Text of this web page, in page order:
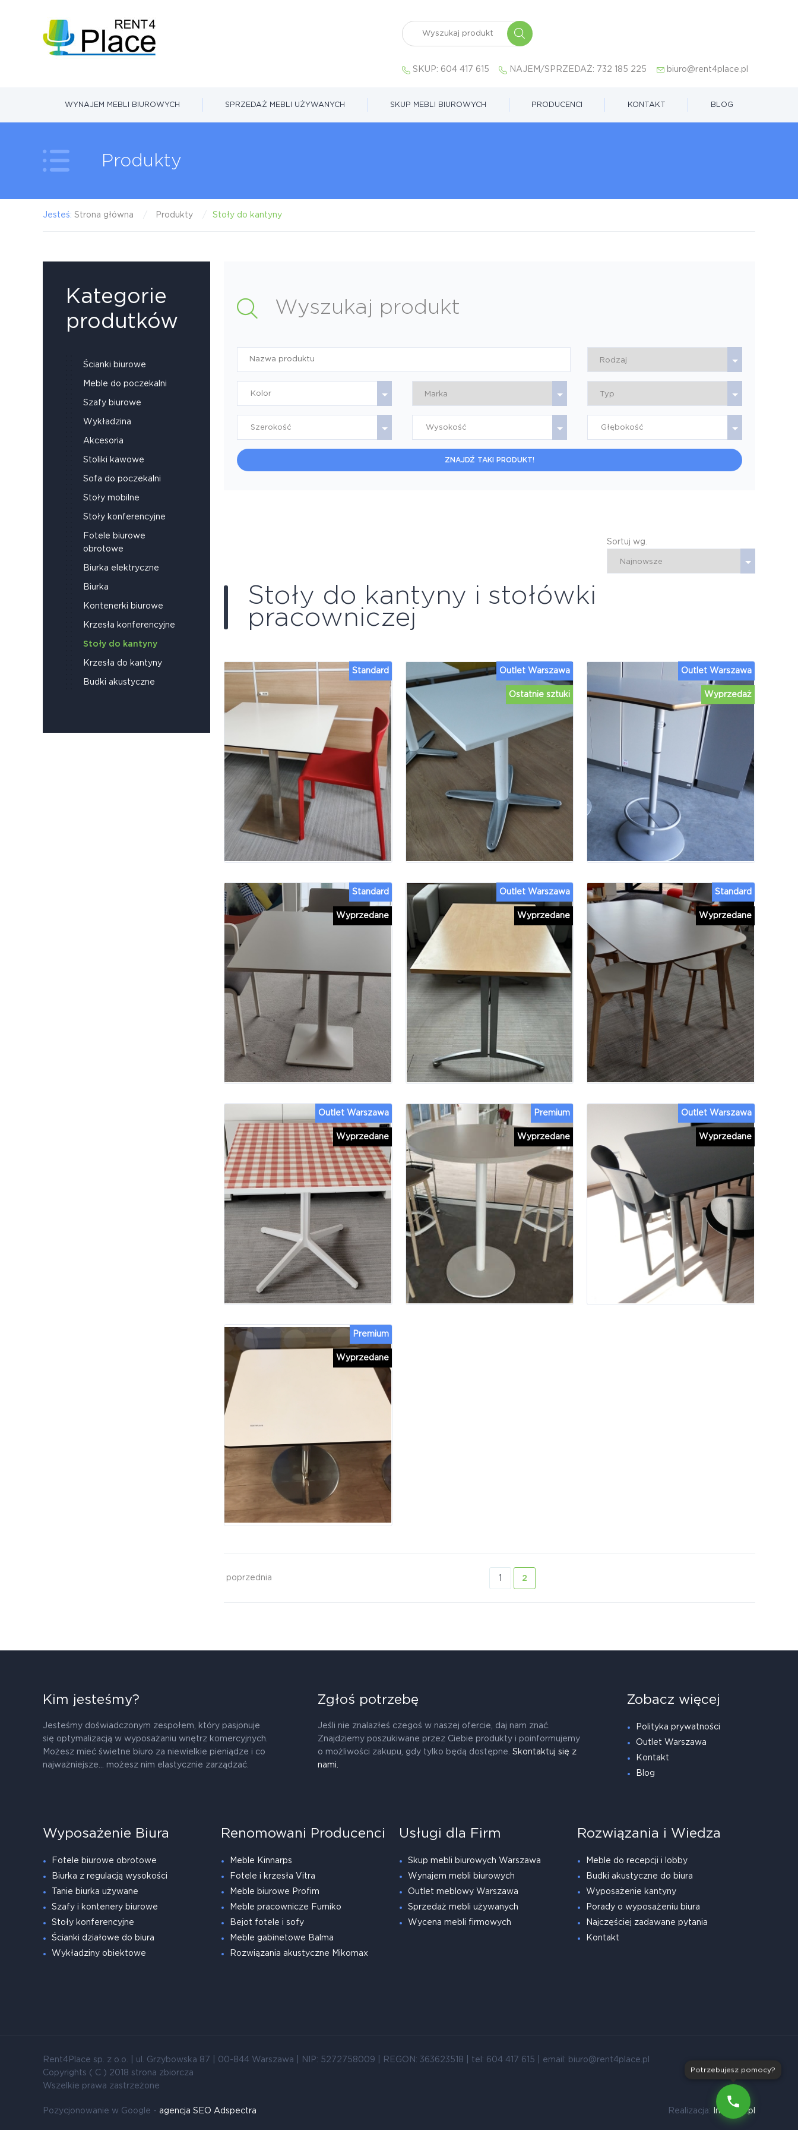
SKUP: 604 417 615 NAJEM/SPRZEDAŻ: 732 185 225 biuro@rent4place.pl
WYNAJEM MEBLI BIUROWYCH SPRZEDAŻ MEBLI UŻYWANYCH SKUP MEBLI BIUROWYCH PRODUCENCI KONTAKT BLOG
Produkty
Jesteś: Strona główna Produkty Stoły do kantyny
Kategorie
produtków
Ścianki biurowe
Meble do poczekalni
Szafy biurowe
Wykładzina
Akcesoria
Stoliki kawowe
Sofa do poczekalni
Stoły mobilne
Stoły konferencyjne
Fotele biurowe
obrotowe
Biurka elektryczne
Biurka
Kontenerki biurowe
Krzesła konferencyjne
Stoły do kantyny
Krzesła do kantyny
Budki akustyczne
Wyszukaj produkt
Kolor
Szerokość Wysokość Głębokość
ZNAJDŹ TAKI PRODUKT!
Sortuj wg.
Stoły do kantyny i stołówki
pracowniczej
Standard
Ostatnie sztuki
Outlet Warszawa
Wyprzedaż
Outlet Warszawa
Wyprzedane
Standard
Wyprzedane
Outlet Warszawa
Wyprzedane
Standard
Wyprzedane
Outlet Warszawa
Wyprzedane
Premium
Wyprzedane
Outlet Warszawa
Wyprzedane
Premium
poprzednia 1 2
Kim jesteśmy?
Jesteśmy doświadczonym zespołem, który pasjonuje
się optymalizacją w wyposażaniu wnętrz komercyjnych.
Możesz mieć świetne biuro za niewielkie pieniądze i co
najważniejsze... możesz nim elastycznie zarządzać.
Zgłoś potrzebę
Jeśli nie znalazłeś czegoś w naszej ofercie, daj nam znać.
Znajdziemy poszukiwane przez Ciebie produkty i poinformujemy
o możliwości zakupu, gdy tylko będą dostępne. Skontaktuj się z
nami.
Zobacz więcej
Polityka prywatności
Outlet Warszawa
Kontakt
Blog
Wyposażenie Biura
Fotele biurowe obrotowe
Biurka z regulacją wysokości
Tanie biurka używane
Szafy i kontenery biurowe
Stoły konferencyjne
Ścianki działowe do biura
Wykładziny obiektowe
Renomowani Producenci
Meble Kinnarps
Fotele i krzesła Vitra
Meble biurowe Profim
Meble pracownicze Furniko
Bejot fotele i sofy
Meble gabinetowe Balma
Rozwiązania akustyczne Mikomax
Usługi dla Firm
Skup mebli biurowych Warszawa
Wynajem mebli biurowych
Outlet meblowy Warszawa
Sprzedaż mebli używanych
Wycena mebli firmowych
Rozwiązania i Wiedza
Meble do recepcji i lobby
Budki akustyczne do biura
Wyposażenie kantyny
Porady o wyposażeniu biura
Najczęściej zadawane pytania
Kontakt
Rent4Place sp. z o.o. | ul. Grzybowska 87 | 00-844 Warszawa | NIP: 5272758009 | REGON: 363623518 | tel: 604 417 615 | email: biuro@rent4place.pl
Copyrights ( C ) 2018 strona zbiorcza
Wszelkie prawa zastrzeżone
Pozycjonowanie w Google - agencja SEO Adspectra Realizacja: Intellect.pl
Potrzebujesz pomocy?